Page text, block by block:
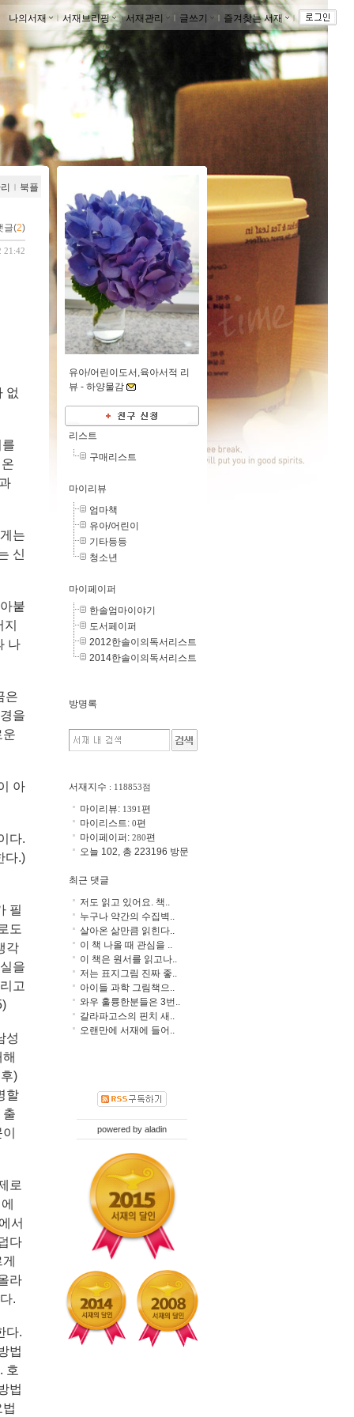
나의서재 ｌ서재브리핑 ｌ서재관리 ｌ 글쓰기 ｌ 즐겨찾는 서재 ｌ
ｌ 북플
글(2)
21:42
없
는
신
붙
나
은
을
운
아
다.
다.)
필
도
각
을
고
성
)
할
출
로
서
다
라
.
다.
법
호
법
유아/어린이도서,육아서적 리
뷰 - 하양물감
리스트
구매리스트
마이리뷰
엄마책
유아/어린이
기타등등
청소년
마이페이퍼
한솔엄마이야기
도서페이퍼
2012한솔이의독서리스트
2014한솔이의독서리스트
방명록
서재지수 : 118853점
마이리뷰: 1391편
마이리스트: 0편
마이페이퍼: 280편
오늘 102, 총 223196 방문
최근 댓글
저도 읽고 있어요. 책..
누구나 약간의 수집벽..
살아온 삶만큼 읽힌다..
이 책 나올 때 관심을 ..
이 책은 원서를 읽고나..
저는 표지그림 진짜 좋..
아이들 과학 그림책으..
와우 훌륭한분들은 3번..
갈라파고스의 핀치 새..
오랜만에 서재에 들어..
powered by aladin